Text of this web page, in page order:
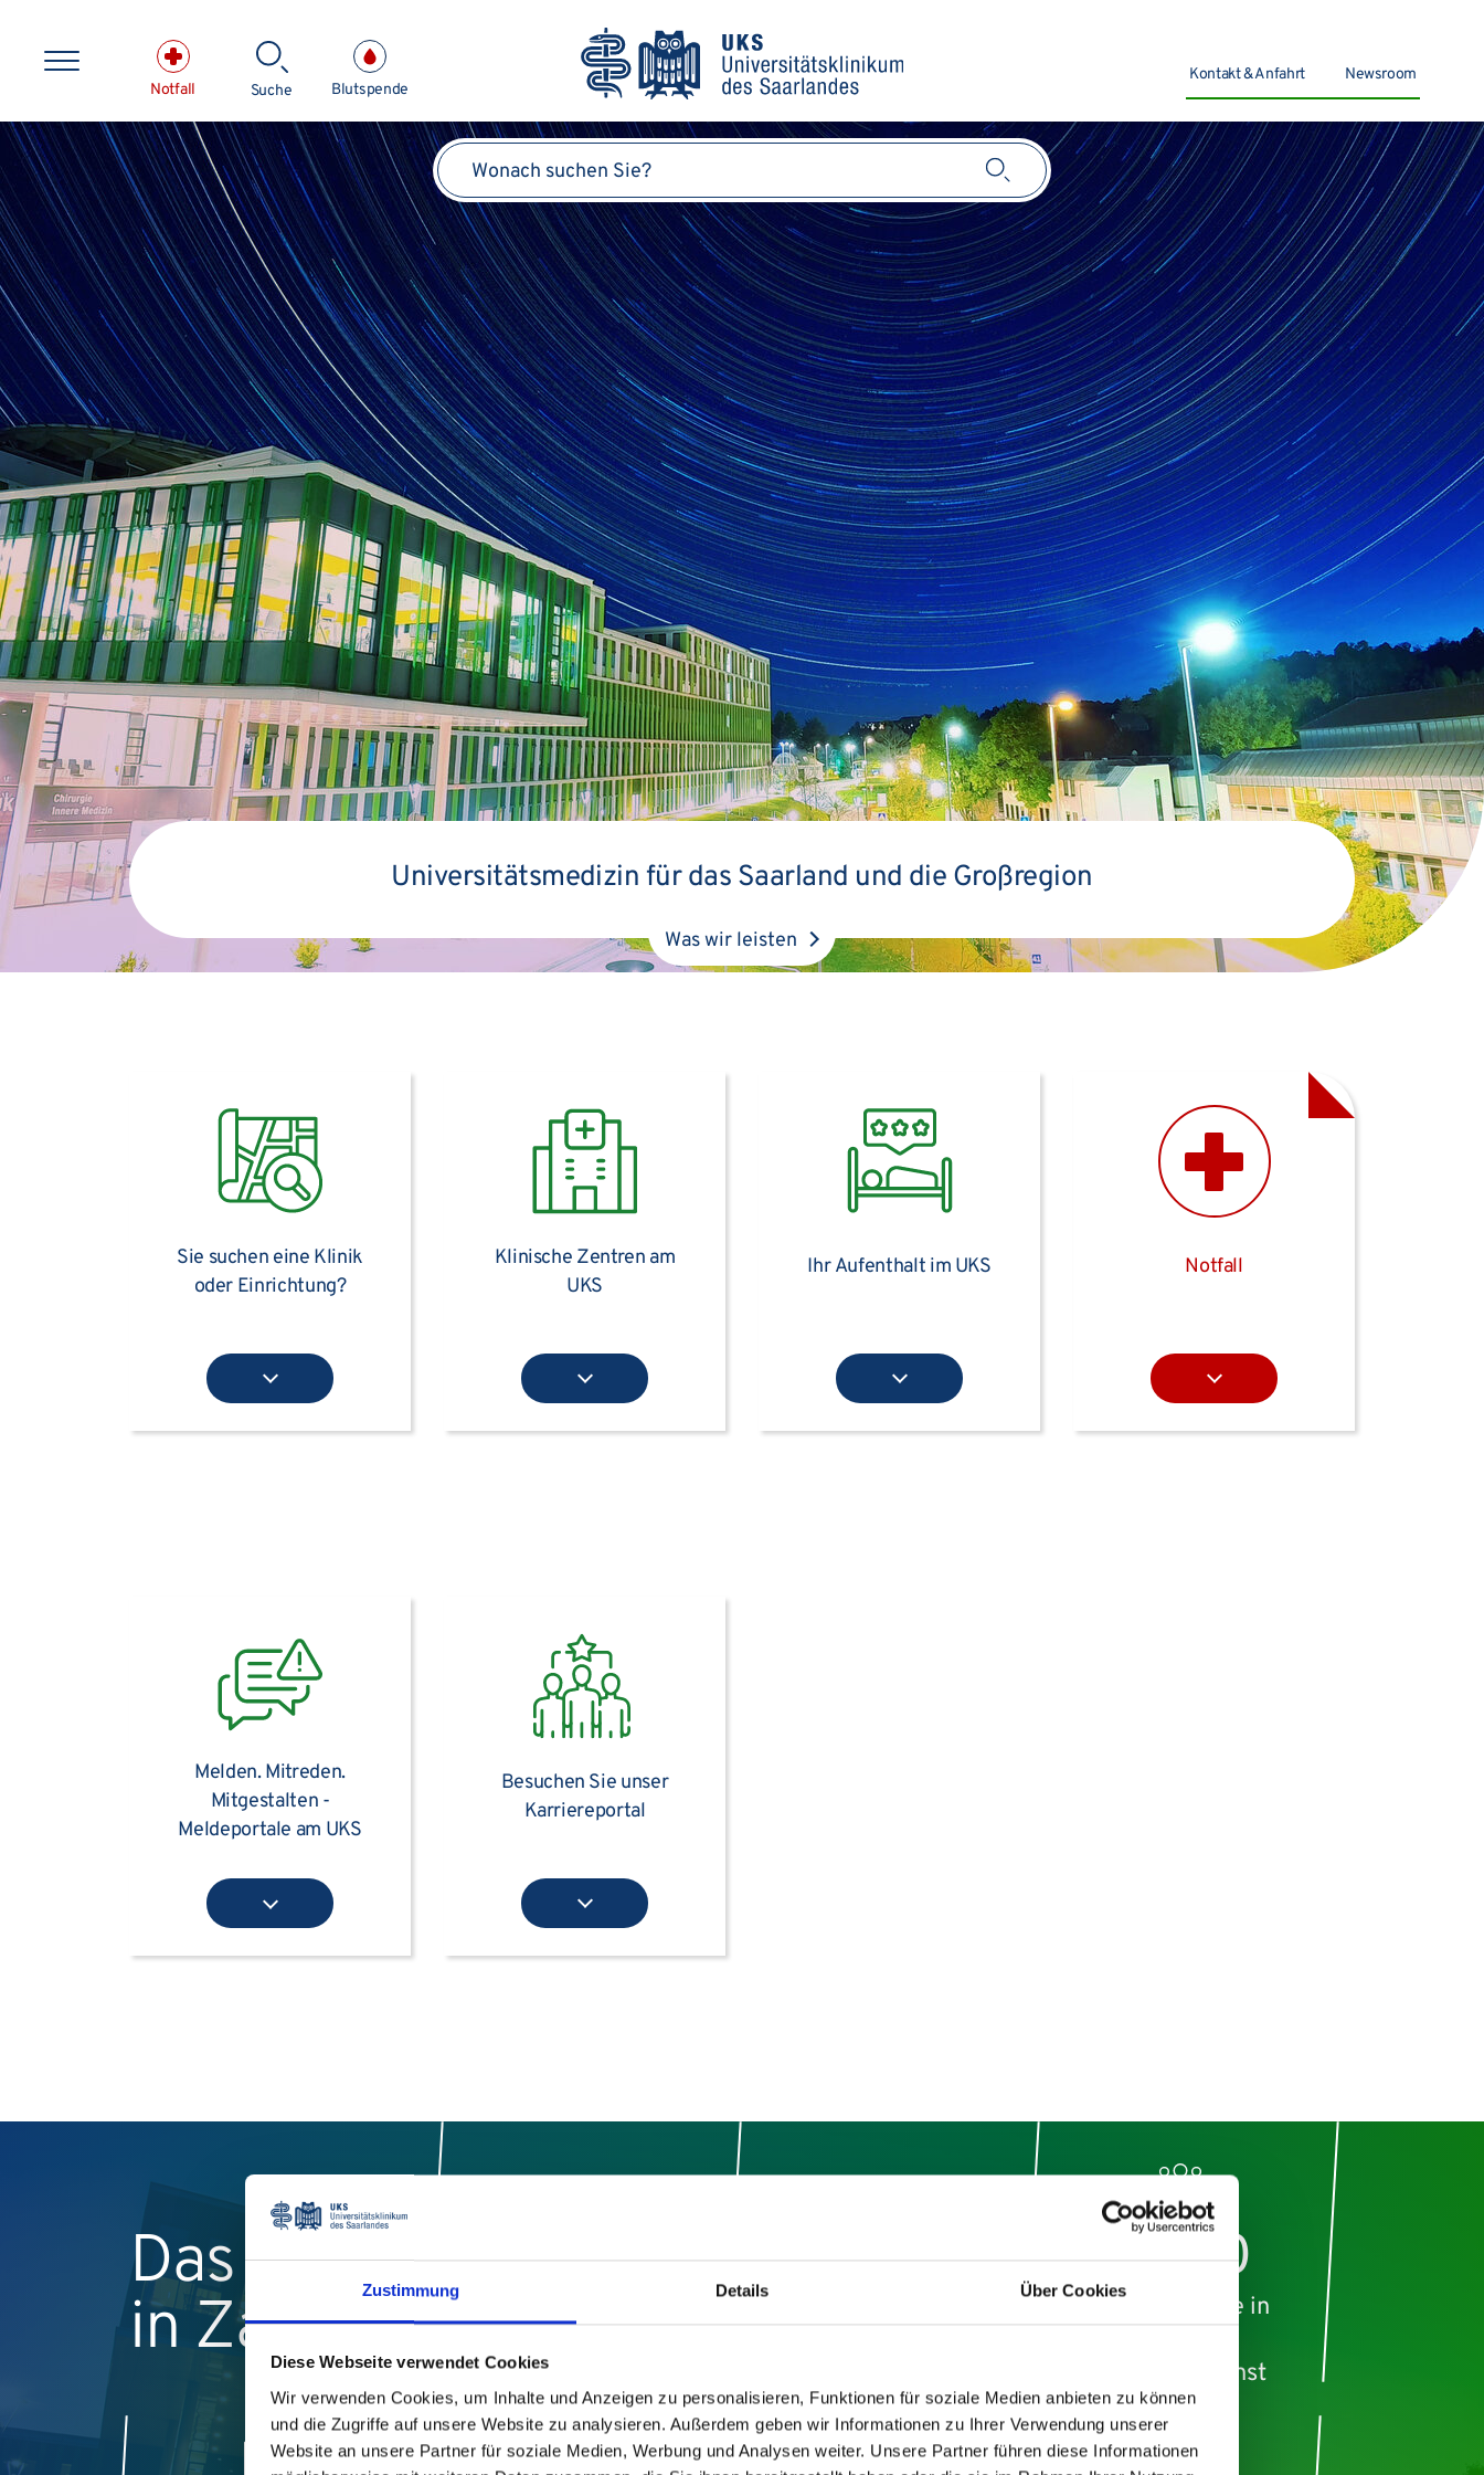
Zustimmung Details Über Cookies
Diese Webseite verwendet Cookies
Wir verwenden Cookies, um Inhalte und Anzeigen zu personalisieren, Funktionen für soziale Medien anbieten zu können
und die Zugriffe auf unsere Website zu analysieren. Außerdem geben wir Informationen zu Ihrer Verwendung unserer
Website an unsere Partner für soziale Medien, Werbung und Analysen weiter. Unsere Partner führen diese Informationen
Notfall Suche Blutspende
Kontakt & Anfahrt Newsroom
Suchbegriff
Suchen
Universitätsmedizin für das Saarland und die Großregion
Was wir leisten
Sie suchen eine Klinik
oder Einrichtung?
Klinische Zentren am
UKS
Ihr Aufenthalt im UKS Notfall
Melden. Mitreden.
Mitgestalten -
Meldeportale am UKS
Besuchen Sie unser
Karriereportal
Das UKS
in Zahlen
insgesamt
3.000
Mitarbeitende in
Funktionsdienst